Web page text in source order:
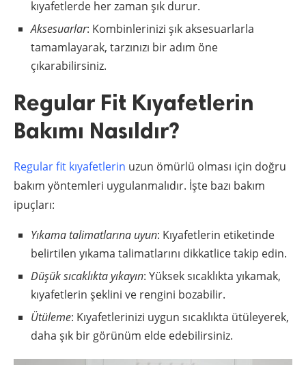
kıyafetlerde her zaman şık durur.
Aksesuarlar: Kombinlerinizi şık aksesuarlarla
tamamlayarak, tarzınızı bir adım öne
çıkarabilirsiniz.
Regular Fit Kıyafetlerin
Bakımı Nasıldır?
Regular fit kıyafetlerin uzun ömürlü olması için doğru
bakım yöntemleri uygulanmalıdır. İşte bazı bakım
ipuçları:
Yıkama talimatlarına uyun: Kıyafetlerin etiketinde
belirtilen yıkama talimatlarını dikkatlice takip edin.
Düşük sıcaklıkta yıkayın: Yüksek sıcaklıkta yıkamak,
kıyafetlerin şeklini ve rengini bozabilir.
Ütüleme: Kıyafetlerinizi uygun sıcaklıkta ütüleyerek,
daha şık bir görünüm elde edebilirsiniz.